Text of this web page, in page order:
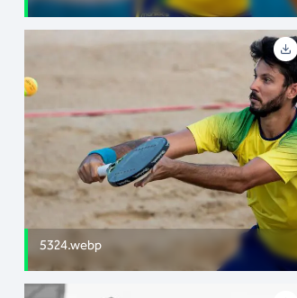
5324.webp